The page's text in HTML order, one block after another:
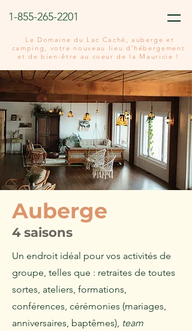
1-855-265-2201
Le Domaine du Lac Caché, auberge et
camping, votre nouveau lieu d'hébergement
et de bien-être au coeur de la Mauricie !
Auberge
4 saisons
Un endroit idéal pour vos activités de
groupe, telles que : retraites de toutes
sortes, ateliers, formations,
conférences, cérémonies (mariages,
anniversaires, baptêmes), team